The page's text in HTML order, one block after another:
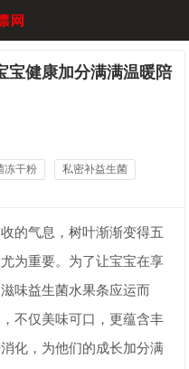
宝健康加分满满温暖陪
冻干粉 私密补益生菌
的气息，树叶渐渐变得五
为重要。为了让宝宝在享
味益生菌水果条应运而
不仅美味可口，更蕴含丰
化，为他们的成长加分满